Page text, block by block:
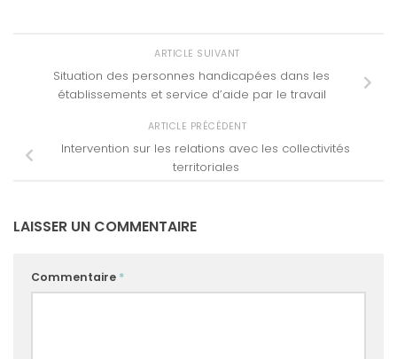
ARTICLE SUIVANT
Situation des personnes handicapées dans les
établissements et service d’aide par le travail
ARTICLE PRÉCÉDENT
Intervention sur les relations avec les collectivités
territoriales
LAISSER UN COMMENTAIRE
Commentaire *